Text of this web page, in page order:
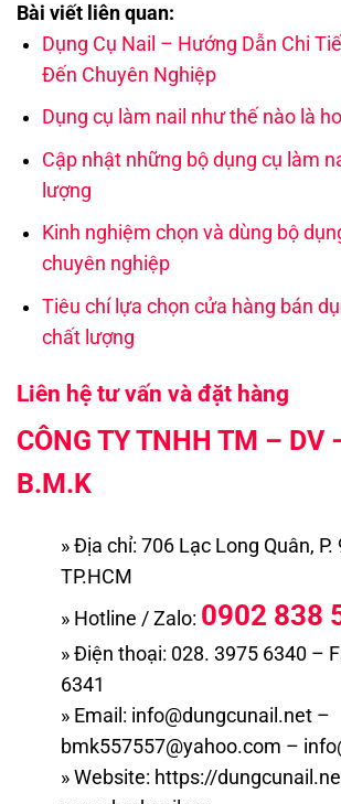
Bài viết liên quan:
Dụng Cụ Nail – Hướng Dẫn Chi
Đến Chuyên Nghiệp
Dụng cụ làm nail như thế nào là
Cập nhật những bộ dụng cụ làm
lượng
Kinh nghiệm chọn và dùng bộ
chuyên nghiệp
Tiêu chí lựa chọn cửa hàng bán
chất lượng
Liên hệ tư vấn và đặt hàng
CÔNG TY TNHH TM – DV
B.M.K
» Địa chỉ: 706 Lạc Long Quân, P.
TP.HCM
» Hotline / Zalo: 0902 838
» Điện thoại: 028. 3975 6340 –
6341
» Email: info@dungcunail.net –
bmk557557@yahoo.com –
» Website: https://